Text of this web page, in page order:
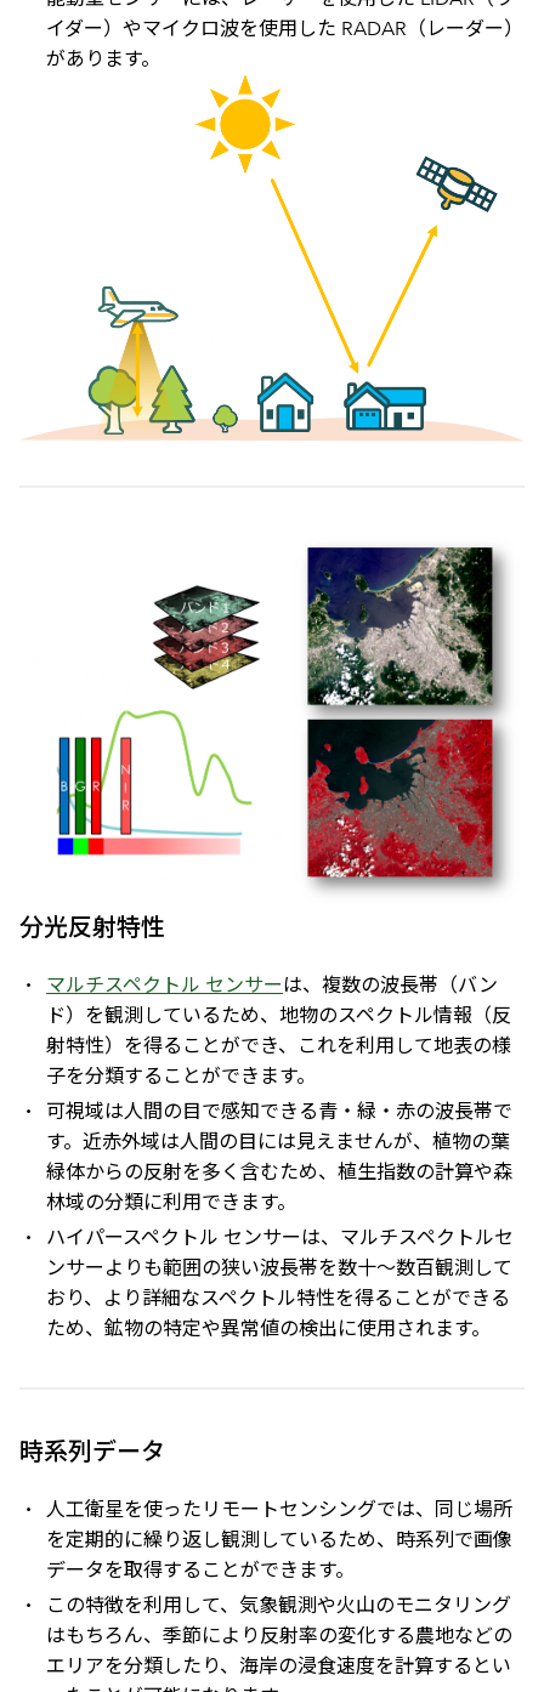
イダー）やマイクロ波を使用した RADAR（レーダー）
があります。
分光反射特性
マルチスペクトル センサーは、複数の波長帯（バン
ド）を観測しているため、地物のスペクトル情報（反
射特性）を得ることができ、これを利用して地表の様
子を分類することができます。
可視域は人間の目で感知できる青・緑・赤の波長帯で
す。近赤外域は人間の目には見えませんが、植物の葉
緑体からの反射を多く含むため、植生指数の計算や森
林域の分類に利用できます。
ハイパースペクトル センサーは、マルチスペクトルセ
ンサーよりも範囲の狭い波長帯を数十～数百観測して
おり、より詳細なスペクトル特性を得ることができる
ため、鉱物の特定や異常値の検出に使用されます。
時系列データ
人工衛星を使ったリモートセンシングでは、同じ場所
を定期的に繰り返し観測しているため、時系列で画像
データを取得することができます。
この特徴を利用して、気象観測や火山のモニタリング
はもちろん、季節により反射率の変化する農地などの
エリアを分類したり、海岸の浸食速度を計算するとい